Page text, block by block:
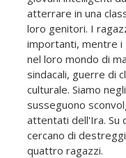
atterrare in una
loro genitori. I
importanti, mentre i
nel loro mondo di
sindacali, guerre di
culturale. Siamo
susseguono
attentati dell'Ira. Su
cercano di
quattro ragazzi.